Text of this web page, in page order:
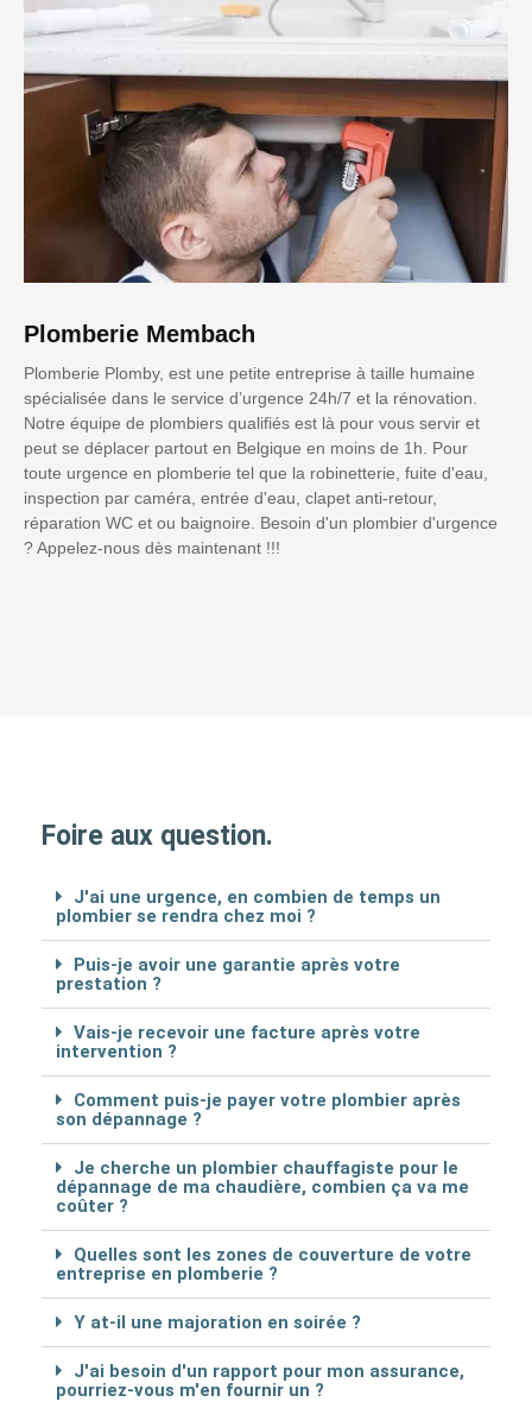
Plomberie Membach
Plomberie Plomby, est une petite entreprise à taille humaine
spécialisée dans le service d’urgence 24h/7 et la rénovation.
Notre équipe de plombiers qualifiés est là pour vous servir et
peut se déplacer partout en Belgique en moins de 1h. Pour
toute urgence en plomberie tel que la robinetterie, fuite d'eau,
inspection par caméra, entrée d'eau, clapet anti-retour,
réparation WC et ou baignoire. Besoin d'un plombier d'urgence
? Appelez-nous dès maintenant !!!
Foire aux question.
J'ai une urgence, en combien de temps un
plombier se rendra chez moi ?
Puis-je avoir une garantie après votre
prestation ?
Vais-je recevoir une facture après votre
intervention ?
Comment puis-je payer votre plombier après
son dépannage ?
Je cherche un plombier chauffagiste pour le
dépannage de ma chaudière, combien ça va me
coûter ?
Quelles sont les zones de couverture de votre
entreprise en plomberie ?
Y at-il une majoration en soirée ?
J'ai besoin d'un rapport pour mon assurance,
pourriez-vous m'en fournir un ?